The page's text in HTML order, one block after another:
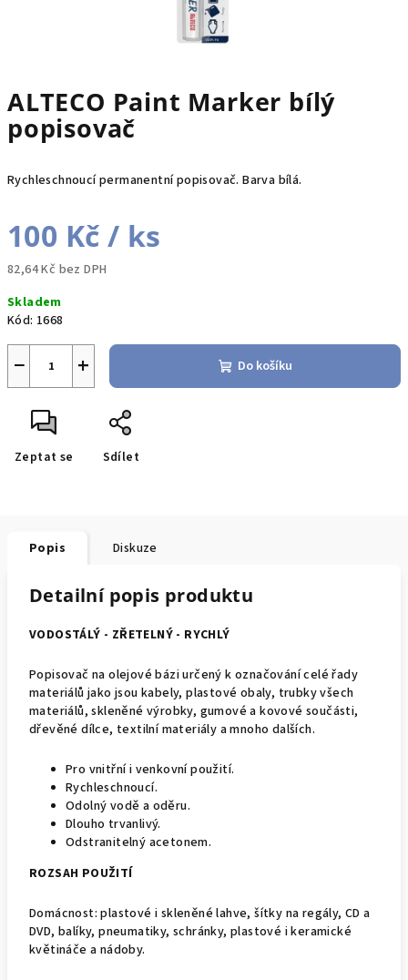
ALTECO Paint Marker bílý
popisovač
Rychleschnoucí permanentní popisovač. Barva bílá.
100 Kč / ks
82,64 Kč bez DPH
cena:
Skladem
Kód: 1668
+
− Do košíku
Zeptat se Sdílet
Popis Diskuze
Detailní popis produktu
VODOSTÁLÝ - ZŘETELNÝ - RYCHLÝ
Popisovač na olejové bázi určený k označování celé řady
materiálů jako jsou kabely, plastové obaly, trubky všech
materiálů, skleněné výrobky, gumové a kovové součásti,
dřevěné dílce, textilní materiály a mnoho dalších.
Pro vnitřní i venkovní použití.
Rychleschnoucí.
Odolný vodě a oděru.
Dlouho trvanlivý.
Odstranitelný acetonem.
ROZSAH POUŽITÍ
Domácnost: plastové i skleněné lahve, šítky na regály, CD a
DVD, balíky, pneumatiky, schránky, plastové i keramické
květináče a nádoby.